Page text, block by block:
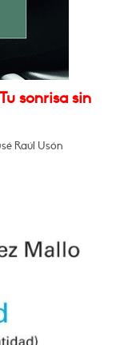
sonrisa sin
Raúl Usón